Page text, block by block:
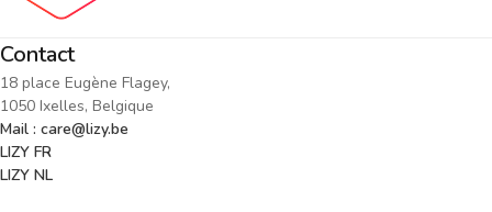
Contact
18 place Eugène Flagey,
1050 Ixelles, Belgique
Mail : care@lizy.be
LIZY FR
LIZY NL